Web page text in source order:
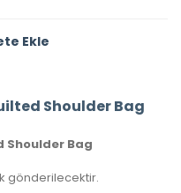
Ekle
Shoulder Bag
Shoulder Bag
gönderilecektir.